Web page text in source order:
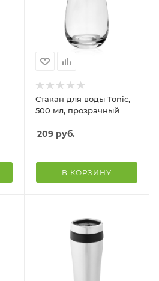
Стакан для воды Tonic,
500 мл, прозрачный
209 руб.
В КОРЗИНУ